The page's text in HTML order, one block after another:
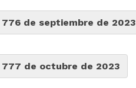
de septiembre de 2023
777 de octubre de 2023